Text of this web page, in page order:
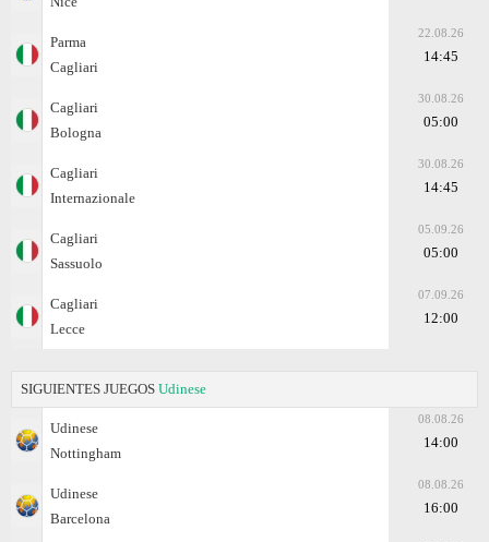
Parma
Cagliari
22.08.26
14:45
Cagliari
Bologna
30.08.26
05:00
Cagliari
Internazionale
30.08.26
14:45
Cagliari
Sassuolo
05.09.26
05:00
Cagliari
Lecce
07.09.26
12:00
SIGUIENTES JUEGOS Udinese
Udinese
Nottingham
08.08.26
14:00
Udinese
Barcelona
08.08.26
16:00